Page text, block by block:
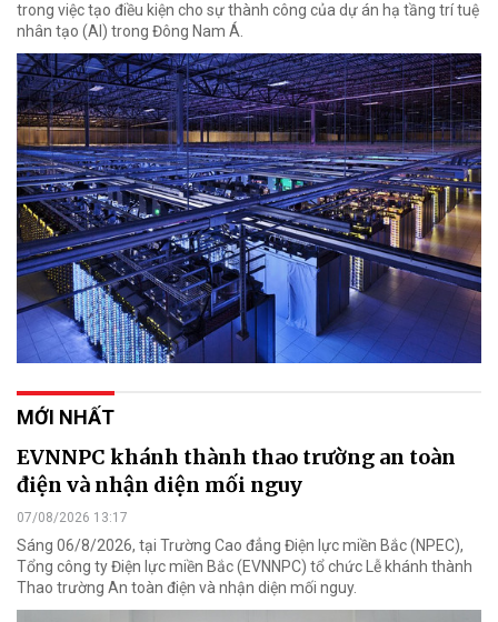
trong việc tạo điều kiện cho sự thành công của dự án hạ tầng trí tuệ
nhân tạo (AI) trong Đông Nam Á.
MỚI NHẤT
EVNNPC khánh thành thao trường an toàn
điện và nhận diện mối nguy
07/08/2026 13:17
Sáng 06/8/2026, tại Trường Cao đẳng Điện lực miền Bắc (NPEC),
Tổng công ty Điện lực miền Bắc (EVNNPC) tổ chức Lễ khánh thành
Thao trường An toàn điện và nhận diện mối nguy.